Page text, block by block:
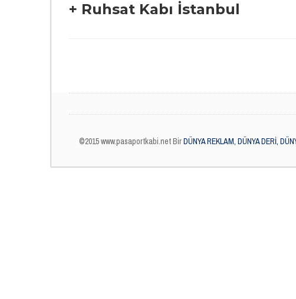
+ Ruhsat Kabı İstanbul
©2015 www.pasaportkabi.net BirDÜNYA REKLAM, DÜNYA DERİ,